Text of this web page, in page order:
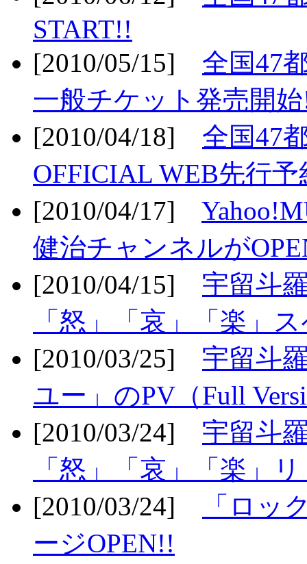
START!!
[2010/05/15] 全国47
一般チケット発売開
[2010/04/18] 全国47
OFFICIAL WEB先行
[2010/04/17]
健治チャンネルが
[2010/04/15] 宇留斗
「怒」「哀」「楽」
[2010/03/25] 宇留斗
ユー」のPV（Full
[2010/03/24] 宇留斗
「怒」「哀」「楽」
[2010/03/24]
「ロッ
ージOPEN!!